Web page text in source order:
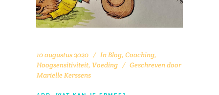
10 augustus 2020 In Blog, Coaching,
Hoogsensitiviteit, Voeding
Geschreven door
Marielle Kerssens